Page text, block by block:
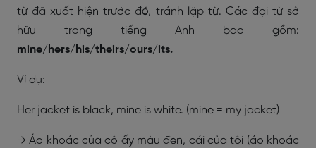
từ đã xuất hiện trước đó, tránh lặp từ. Các đại từ sở
hữu trong tiếng Anh bao gồm:
mine/hers/his/theirs/ours/its.
Ví dụ:
Her jacket is black, mine is white. (mine = my jacket)
→ Áo khoác của cô ấy màu đen, cái của tôi (áo khoác